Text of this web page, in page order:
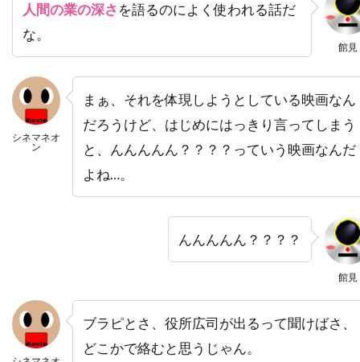
トーマス・サングスター
トーマス・ジェーン
トーマス・マッカーシー
トーマス・マン
トーマス・ミッチェル
トーマス・レノン
ドイツ
ドゥニ・ヴィルヌーヴ
ドディ・ドーン
ドナルド・J・リー・Jr
ドナルド・サザーランド
ドナルド・モファット
ドノヴァン・スコット
ドミニク・ウェスト
ドミニク・セナ
ドミニク・ピノン
館見
人間の業の深さ を語るのによく使われる話だ
な。
シネマネオ
ン
まぁ、それを体現しようとしている映画なん
だろうけど、はじめにはっきり言ってしまう
と、んんんんん？？？？っていう映画なんだ
よね…。
館見
んんんんん？？？？
ブラピとさ、役所広司が出るって聞けばさ、
どこかで絡むと思うじゃん。